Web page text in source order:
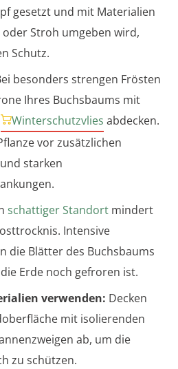
gesetzt und mit Materialien
Stroh umgeben wird,
Schutz.
besonders strengen Frösten
Ihres Buchsbaums mit
Winterschutzvlies abdecken.
vor zusätzlichen
starken
schattiger Standort mindert
Intensive
die Blätter des Buchsbaums
Erde noch gefroren ist.
verwenden: Decken
mit isolierenden
ab, um die
zu schützen.